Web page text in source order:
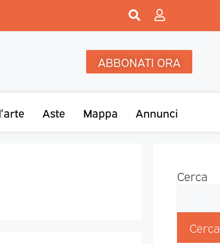
ABBONATI ORA
Aste Mappa Annunci
Cerca
Cerca